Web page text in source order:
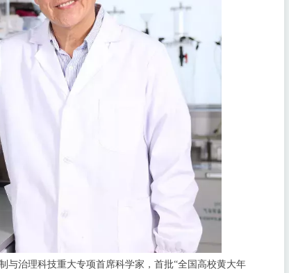
与治理科技重大专项首席科学家，首批“全国高校黄大年